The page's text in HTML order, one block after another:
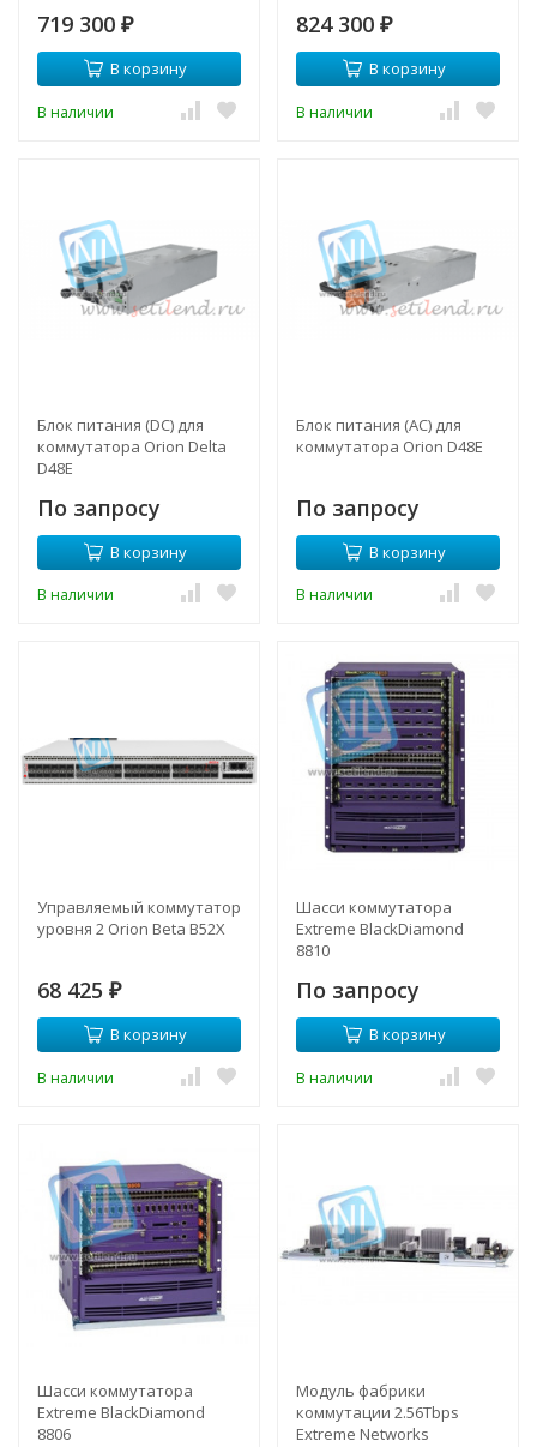
719 300 ₽
В корзину
В наличии
824 300 ₽
В корзину
В наличии
Блок питания (DC) для
коммутатора Orion Delta
D48E
По запросу
В корзину
В наличии
Блок питания (AC) для
коммутатора Orion D48E
По запросу
В корзину
В наличии
Управляемый коммутатор
уровня 2 Orion Beta B52X
68 425 ₽
В корзину
В наличии
Шасси коммутатора
Extreme BlackDiamond
8810
По запросу
В корзину
В наличии
Шасси коммутатора
Extreme BlackDiamond
8806
Модуль фабрики
коммутации 2.56Tbps
Extreme Networks